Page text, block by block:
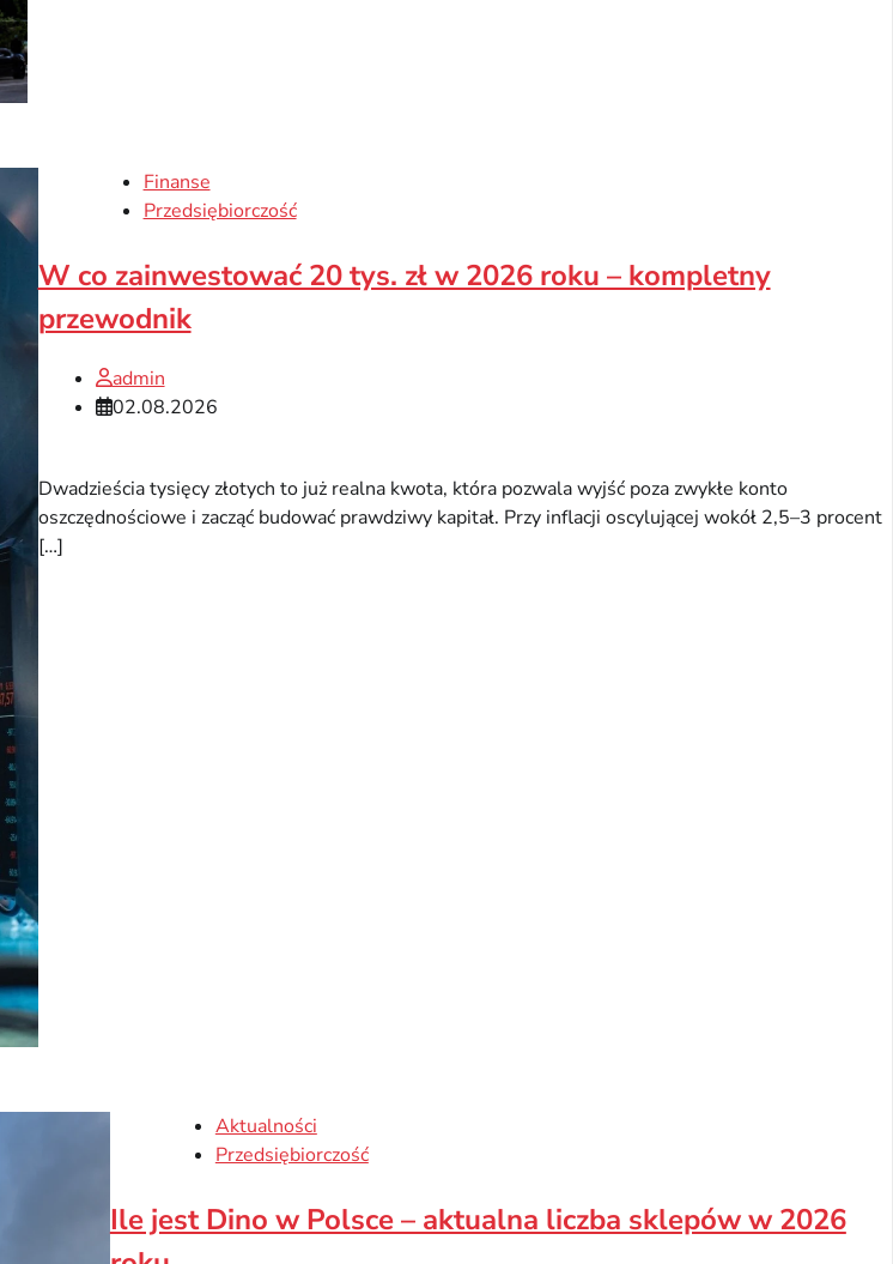
Finanse
Przedsiębiorczość
W co zainwestować 20 tys. zł w 2026 roku – kompletny
przewodnik
admin
02.08.2026
Dwadzieścia tysięcy złotych to już realna kwota, która pozwala wyjść poza zwykłe konto
oszczędnościowe i zacząć budować prawdziwy kapitał. Przy inflacji oscylującej wokół 2,5–3 procent
[…]
Aktualności
Przedsiębiorczość
Ile jest Dino w Polsce – aktualna liczba sklepów w 2026